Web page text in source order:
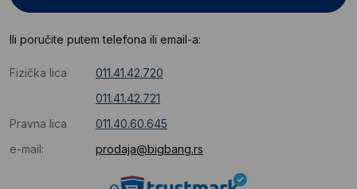
Ili poručite putem telefona ili email-a:
Fizička lica
011.41.42.720
011.41.42.721
Pravna lica
011.40.60.645
e-mail:
prodaja@bigbang.rs